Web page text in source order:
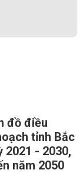
đồ điều
tỉnh Bắc
2021 - 2030,
năm 2050